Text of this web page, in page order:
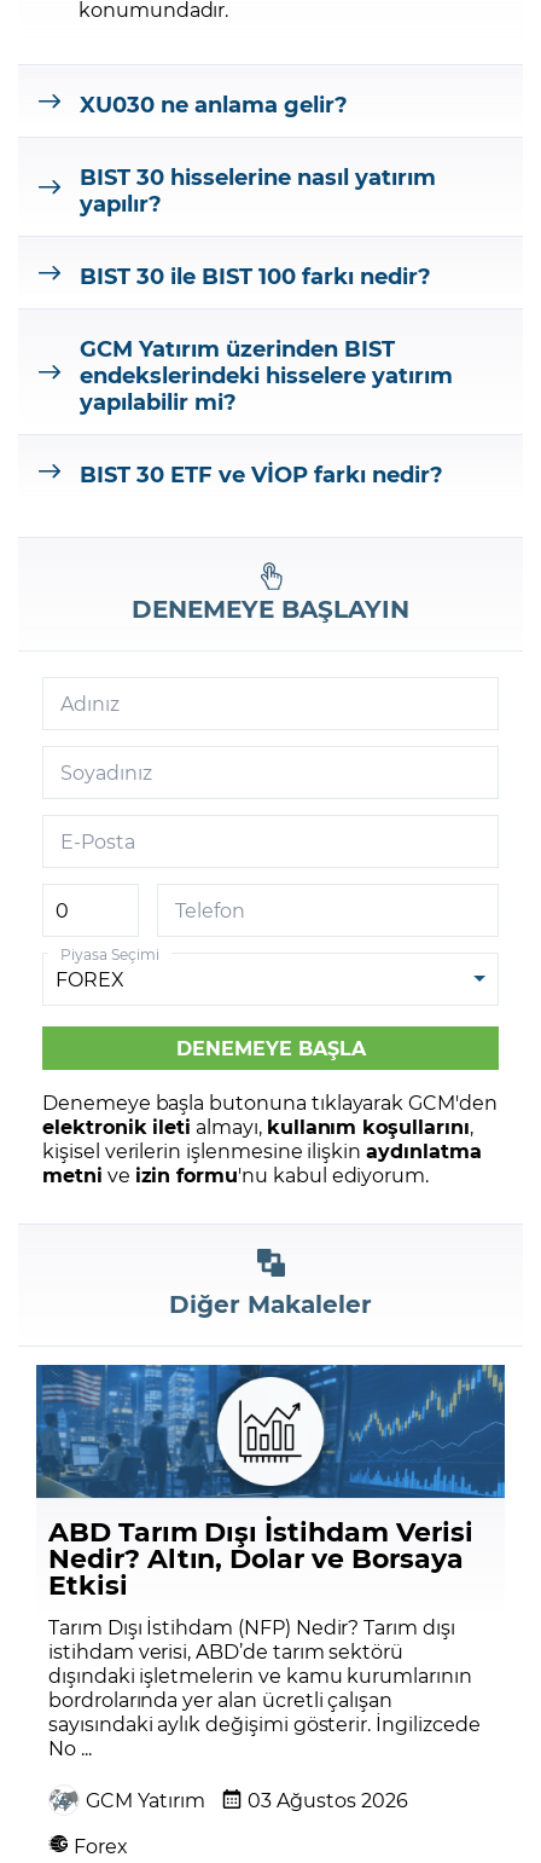
konumundadır.
XU030 ne anlama gelir?
BIST 30 hisselerine nasıl yatırım
yapılır?
BIST 30 ile BIST 100 farkı nedir?
GCM Yatırım üzerinden BIST
endekslerindeki hisselere yatırım
yapılabilir mi?
BIST 30 ETF ve VİOP farkı nedir?
DENEMEYE BAŞLAYIN
Adınız
Soyadınız
E-Posta
Telefon
Piyasa Seçimi
Denemeye başla butonuna tıklayarak GCM'den
elektronik ileti almayı, kullanım koşullarını,
kişisel verilerin işlenmesine ilişkinaydınlatma
metni ve izin formu'nu kabul ediyorum.
Diğer Makaleler
ABD Tarım Dışı İstihdam Verisi
Nedir? Altın, Dolar ve Borsaya
Etkisi
Tarım Dışı İstihdam (NFP) Nedir? Tarım dışı
istihdam verisi, ABD’de tarım sektörü
dışındaki işletmelerin ve kamu kurumlarının
bordrolarında yer alan ücretli çalışan
sayısındaki aylık değişimi gösterir. İngilizcede
No ...
GCM Yatırım
03 Ağustos 2026
Forex